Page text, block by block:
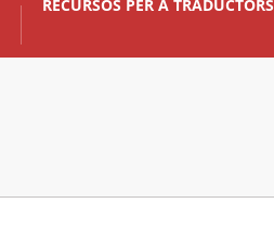
RECURSOS PER A TRADUCTORS